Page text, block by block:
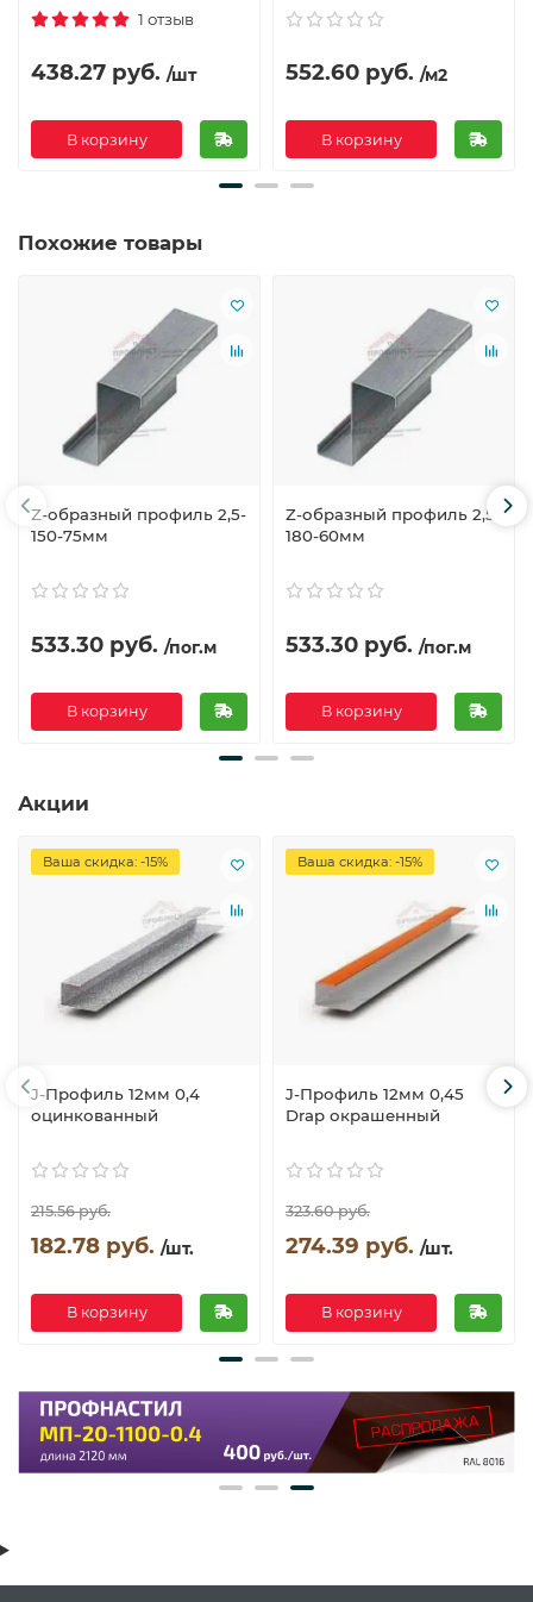
1 отзыв
438.27 руб. /шт
В корзину
552.60 руб. /м2
В корзину
Похожие товары
Z-образный профиль 2,5-
150-75мм
533.30 руб. /пог.м
В корзину
Z-образный профиль 2,5-
180-60мм
533.30 руб. /пог.м
В корзину
Акции
Ваша скидка: -15%
J-Профиль 12мм 0,4
оцинкованный
215.56 руб.
182.78 руб. /шт.
В корзину
Ваша скидка: -15%
J-Профиль 12мм 0,45
Drap окрашенный
323.60 руб.
274.39 руб. /шт.
В корзину